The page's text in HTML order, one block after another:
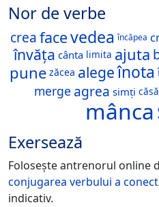
Nor de verbe
creafacevedea încăpea
învăța cânta limita ajuta
pune zăcea alegeînota
merge agrea simți
mânca
Exersează
Folosește antrenorul online
conjugarea verbului a
indicativ.